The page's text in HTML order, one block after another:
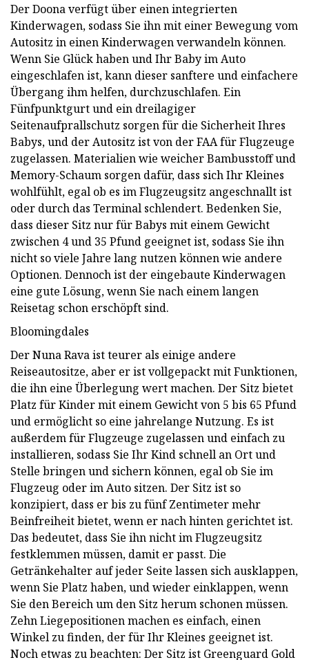
Der Doona verfügt über einen integrierten
Kinderwagen, sodass Sie ihn mit einer Bewegung vom
Autositz in einen Kinderwagen verwandeln können.
Wenn Sie Glück haben und Ihr Baby im Auto
eingeschlafen ist, kann dieser sanftere und einfachere
Übergang ihm helfen, durchzuschlafen. Ein
Fünfpunktgurt und ein dreilagiger
Seitenaufprallschutz sorgen für die Sicherheit Ihres
Babys, und der Autositz ist von der FAA für Flugzeuge
zugelassen. Materialien wie weicher Bambusstoff und
Memory-Schaum sorgen dafür, dass sich Ihr Kleines
wohlfühlt, egal ob es im Flugzeugsitz angeschnallt ist
oder durch das Terminal schlendert. Bedenken Sie,
dass dieser Sitz nur für Babys mit einem Gewicht
zwischen 4 und 35 Pfund geeignet ist, sodass Sie ihn
nicht so viele Jahre lang nutzen können wie andere
Optionen. Dennoch ist der eingebaute Kinderwagen
eine gute Lösung, wenn Sie nach einem langen
Reisetag schon erschöpft sind.
Bloomingdales
Der Nuna Rava ist teurer als einige andere
Reiseautositze, aber er ist vollgepackt mit Funktionen,
die ihn eine Überlegung wert machen. Der Sitz bietet
Platz für Kinder mit einem Gewicht von 5 bis 65 Pfund
und ermöglicht so eine jahrelange Nutzung. Es ist
außerdem für Flugzeuge zugelassen und einfach zu
installieren, sodass Sie Ihr Kind schnell an Ort und
Stelle bringen und sichern können, egal ob Sie im
Flugzeug oder im Auto sitzen. Der Sitz ist so
konzipiert, dass er bis zu fünf Zentimeter mehr
Beinfreiheit bietet, wenn er nach hinten gerichtet ist.
Das bedeutet, dass Sie ihn nicht im Flugzeugsitz
festklemmen müssen, damit er passt. Die
Getränkehalter auf jeder Seite lassen sich ausklappen,
wenn Sie Platz haben, und wieder einklappen, wenn
Sie den Bereich um den Sitz herum schonen müssen.
Zehn Liegepositionen machen es einfach, einen
Winkel zu finden, der für Ihr Kleines geeignet ist.
Noch etwas zu beachten: Der Sitz ist Greenguard Gold